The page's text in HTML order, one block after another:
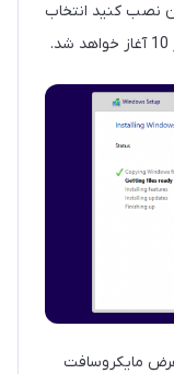
نصب کنید انتخاب
مایکروسافت